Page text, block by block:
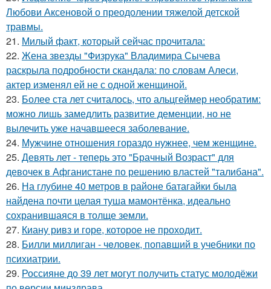
Любови Аксеновой о преодолении тяжелой детской
травмы.
21. Милый факт, который сейчас прочитала:
22. Жена звезды "Физрука" Владимира Сычева
раскрыла подробности скандала: по словам Алеси,
актер изменял ей не с одной женщиной.
23. Более ста лет считалось, что альцгеймер необратим:
можно лишь замедлить развитие деменции, но не
вылечить уже начавшееся заболевание.
24. Мужчине отношения гораздо нужнее, чем женщине.
25. Девять лет - теперь это "Брачный Возраст" для
девочек в Афганистане по решению властей "талибана".
26. На глубине 40 метров в районе батагайки была
найдена почти целая туша мамонтёнка, идеально
сохранившаяся в толще земли.
27. Киану ривз и горе, которое не проходит.
28. Билли миллиган - чeловек, попавший в учебники по
психиатрии.
29. Россияне до 39 лет могут получить статус молодёжи